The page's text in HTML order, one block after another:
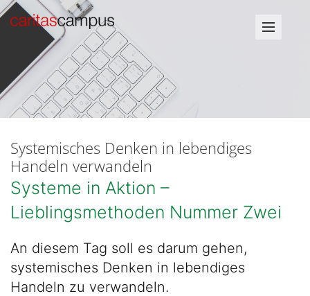
Systemisches Denken in lebendiges
Handeln verwandeln
Systeme in Aktion –
Lieblingsmethoden Nummer Zwei
An diesem Tag soll es darum gehen,
systemisches Denken in lebendiges
Handeln zu verwandeln.